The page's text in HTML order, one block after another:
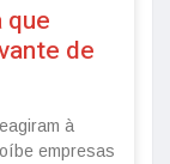
de
à
empresas